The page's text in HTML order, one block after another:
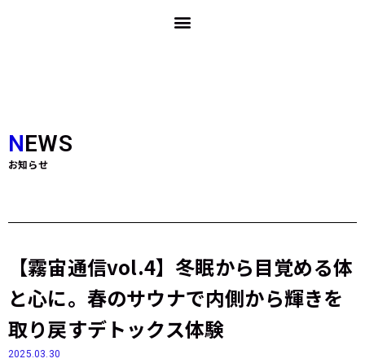
NEWS
お知らせ
【霧宙通信vol.4】冬眠から目覚める体
と心に。春のサウナで内側から輝きを
取り戻すデトックス体験
2025.03.30